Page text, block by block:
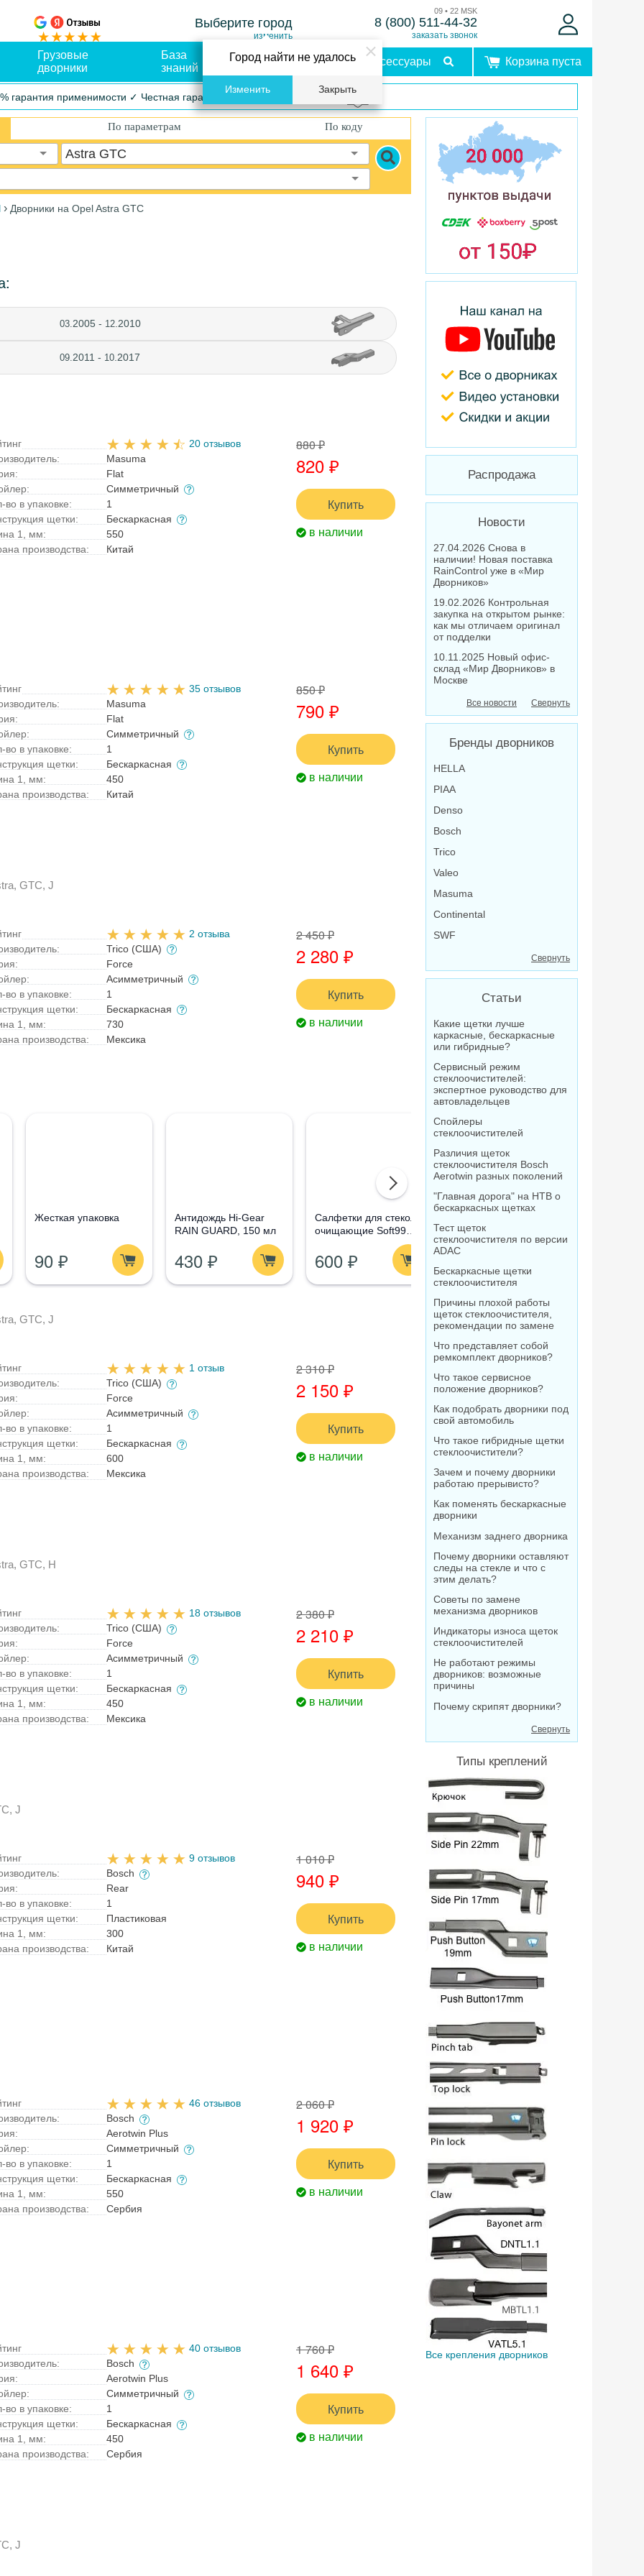
Выберите город
изменить
09 • 22 MSK
8 (800) 511-44-32
заказать звонок
Грузовые
дворники
База
знаний
Оплата и
Аксессуары Корзина пуста
гарантия применимости ✓ Честная гарантия ✓ Упрощенный возврат
По параметрам По коду
Astra GTC
› Дворники на Opel Astra GTC
03.2005 - 12 .2010
09.2011 - 10 .2017
20 отзывов
Masuma
Flat
Симметричный
во в упаковке:
1
щетки:
Бескаркасная
1, мм:
550
производства:
Китай
880 ₽
820 ₽
Купить
в наличии
35 отзывов
Masuma
Flat
Симметричный
во в упаковке:
1
щетки:
Бескаркасная
1, мм:
450
производства:
Китай
850 ₽
790 ₽
Купить
в наличии
GTC, J
2 отзыва
Trico (США)
Force
Асимметричный
во в упаковке:
1
щетки:
Бескаркасная
1, мм:
730
производства:
Мексика
2 450 ₽
2 280 ₽
Купить
в наличии
Жесткая упаковка
90 ₽
Антидождь Hi-Gear
RAIN GUARD, 150 мл
430 ₽
Салфетки для стекол
очищающие Soft99
Glass Cleaning Wipes,
10 шт
600 ₽
концентрат Лавр
Orange Антимуха, 120
мл
210 ₽
GTC, J
1 отзыв
Trico (США)
Force
Асимметричный
во в упаковке:
1
щетки:
Бескаркасная
1, мм:
600
производства:
Мексика
2 310 ₽
2 150 ₽
Купить
в наличии
GTC, H
18 отзывов
Trico (США)
Force
Асимметричный
во в упаковке:
1
щетки:
Бескаркасная
1, мм:
450
производства:
Мексика
2 380 ₽
2 210 ₽
Купить
в наличии
J
9 отзывов
Bosch
Rear
во в упаковке:
1
щетки:
Пластиковая
1, мм:
300
производства:
Китай
1 010 ₽
940 ₽
Купить
в наличии
46 отзывов
Bosch
Aerotwin Plus
Симметричный
во в упаковке:
1
щетки:
Бескаркасная
1, мм:
550
производства:
Сербия
2 060 ₽
1 920 ₽
Купить
в наличии
40 отзывов
Bosch
Aerotwin Plus
Симметричный
во в упаковке:
1
щетки:
Бескаркасная
1, мм:
450
производства:
Сербия
1 760 ₽
1 640 ₽
Купить
в наличии
J
Распродажа
Новости
27.04.2026 Снова в
наличии! Новая поставка
RainControl уже в «Мир
Дворников»
19.02.2026 Контрольная
закупка на открытом рынке:
как мы отличаем оригинал
от подделки
10.11.2025 Новый офис-
склад «Мир Дворников» в
Москве
Свернуть
Все новости
Бренды дворников
HELLA
PIAA
Denso
Bosch
Trico
Valeo
Masuma
Continental
SWF
Свернуть
Статьи
Какие щетки лучше
каркасные, бескаркасные
или гибридные?
Сервисный режим
стеклоочистителей:
экспертное руководство для
автовладельцев
Спойлеры
стеклоочистителей
Различия щеток
стеклоочистителя Bosch
Aerotwin разных поколений
"Главная дорога" на НТВ о
бескаркасных щетках
Тест щеток
стеклоочистителя по версии
ADAC
Бескаркасные щетки
стеклоочистителя
Причины плохой работы
щеток стеклоочистителя,
рекомендации по замене
Что представляет собой
ремкомплект дворников?
Что такое сервисное
положение дворников?
Как подобрать дворники под
свой автомобиль
Что такое гибридные щетки
стеклоочистители?
Зачем и почему дворники
работаю прерывисто?
Как поменять бескаркасные
дворники
Механизм заднего дворника
Почему дворники оставляют
следы на стекле и что с
этим делать?
Советы по замене
механизма дворников
Индикаторы износа щеток
стеклоочистителей
Не работают режимы
дворников: возможные
причины
Почему скрипят дворники?
Свернуть
Типы креплений
Все крепления дворников
Город найти не удалось
Изменить Закрыть